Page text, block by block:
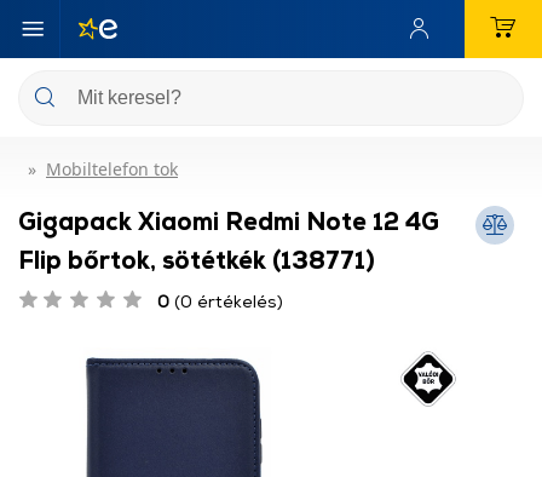
Mobiltelefon tok
Gigapack Xiaomi Redmi Note 12 4G
Flip bőrtok, sötétkék (138771)
0 (0 értékelés)